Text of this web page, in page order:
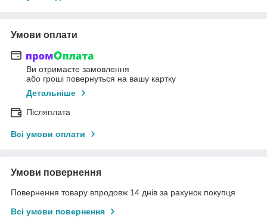
Умови оплати
Ви отримаєте замовлення
або гроші повернуться на вашу картку
Детальніше
Післяплата
Всі умови оплати
Умови повернення
Повернення товару впродовж 14 днів за рахунок покупця
Всі умови повернення